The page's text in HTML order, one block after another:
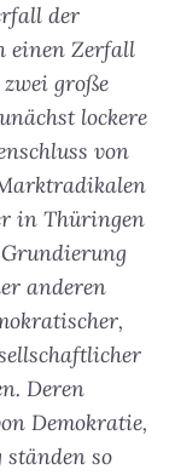
der
einen Zerfall
große
lockere
von
in Thüringen
anderen
Deren
Demokratie,
ständen so